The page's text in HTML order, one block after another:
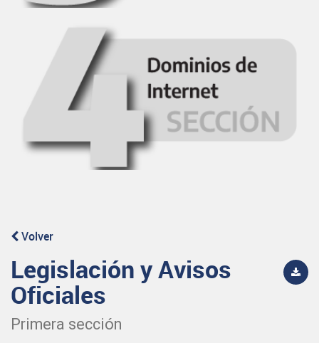
Volver
Legislación y Avisos
Oficiales
Primera sección